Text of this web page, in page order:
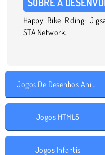
Happy Bike Riding:
STA Network.
Jogos De Desenhos Animados
Jogos HTML5
Jogos Infantis